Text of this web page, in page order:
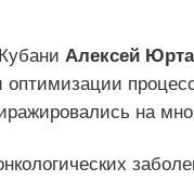
Алексей
оптимизации
на